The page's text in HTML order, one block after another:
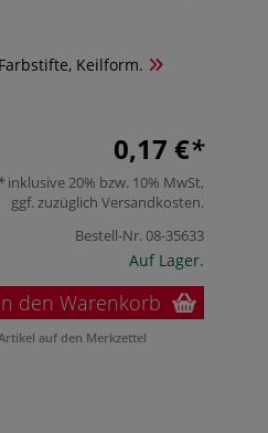
Keilform.
0,17 €
inklusive 20% bzw. 10% MwSt,
ggf. zuzüglich Versandkosten.
Bestell-Nr.08-35633
Auf Lager.
den Warenkorb
auf den Merkzettel